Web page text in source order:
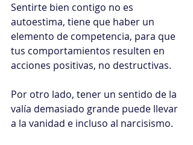
Sentirte bien contigo no es
autoestima, tiene que haber un
elemento de competencia, para que
tus comportamientos resulten en
acciones positivas, no destructivas.
Por otro lado, tener un sentido de la
valía demasiado grande puede llevar
a la vanidad e incluso al narcisismo.